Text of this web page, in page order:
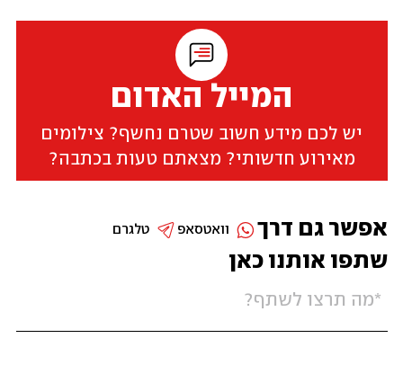
המייל האדום
יש לכם מידע חשוב שטרם נחשף? צילומים
מאירוע חדשותי? מצאתם טעות בכתבה?
שתפו אותנו כאן
אפשר גם דרך טלגרם וואטסאפ